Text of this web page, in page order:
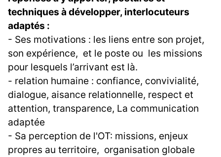
techniques à développer, interlocuteurs
adaptés :
- Ses motivations : les liens entre son projet,
son expérience, et le poste ou les missions
pour lesquels l’arrivant est là.
- relation humaine : confiance, convivialité,
dialogue, aisance relationnelle, respect et
attention, transparence, La communication
adaptée
- Sa perception de l'OT: missions, enjeux
propres au territoire, organisation globale